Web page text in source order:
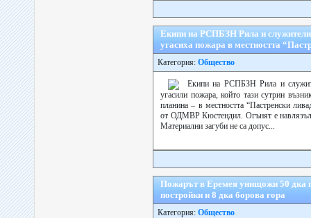
Екипи на РСПБЗН Рила и служители
угасиха пожара в местността
Категория: Общество
Екипи на РСПБЗН Рила и
угасили пожара, който тази сутрин
планина – в местността “Пастренски
от ОДМВР Кюстендил. Огънят е навлязъл
Материални загуби не са допус...
Пожарът в Еремея унищожи 50 дка
постройки и 8 дка борова гора
Категория: Общество